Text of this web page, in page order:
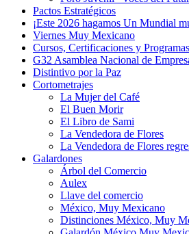
Pactos Estratégicos
¡Este 2026 hagamos Un Mundial
Viernes Muy Mexicano
Cursos, Certificaciones y
G32 Asamblea Nacional de
Distintivo por la Paz
Cortometrajes
La Mujer del Café
El Buen Morir
El Libro de Sami
La Vendedora de Flores
La Vendedora de Flores
Galardones
Árbol del Comercio
Aulex
Llave del comercio
México, Muy Mexicano
Distinciones México, Muy